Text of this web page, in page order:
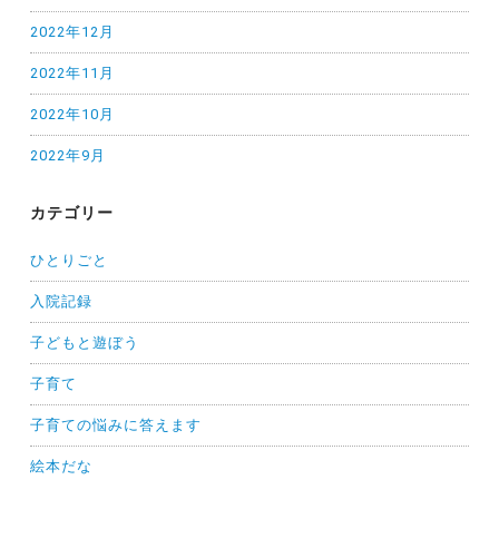
2022年12月
2022年11月
2022年10月
2022年9月
カテゴリー
ひとりごと
入院記録
子どもと遊ぼう
子育て
子育ての悩みに答えます
絵本だな